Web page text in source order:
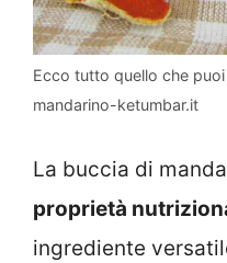
Ecco tutto quello che
mandarino-ketumbar.it
La buccia di
proprietà
ingrediente